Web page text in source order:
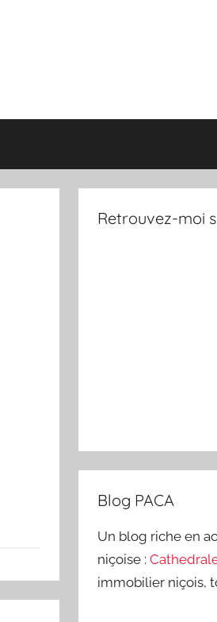
Retrouvez-moi
Blog PACA
Un blog riche en
niçoise :
immobilier niçois,